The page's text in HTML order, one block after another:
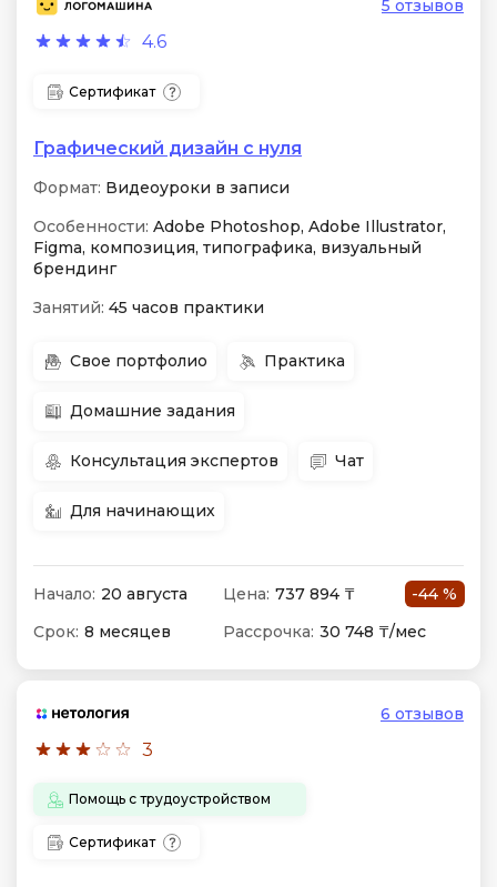
4.6
5 отзывов
Сертификат
Графический дизайн с нуля
Формат: Видеоуроки в записи
Особенности: Adobe Photoshop, Adobe Illustrator,
Figma, композиция, типографика, визуальный
брендинг
Занятий: 45 часов практики
Свое портфолио Практика
Домашние задания
Консультация экспертов Чат
Для начинающих
Начало: 20 августа Цена: 737 894 ₸
-44 %
Срок: 8 месяцев Рассрочка: 30 748 ₸/мес
3
6 отзывов
Помощь с трудоустройством
Сертификат